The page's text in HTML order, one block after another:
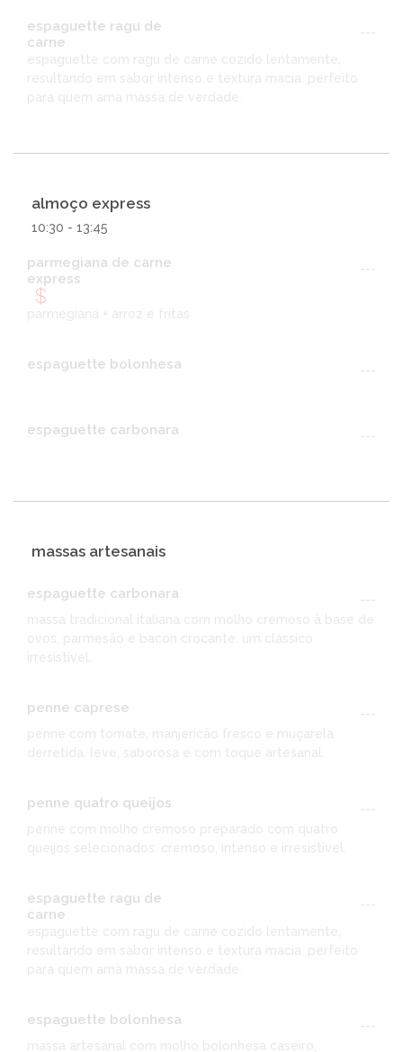
espaguette ragu de
carne
---
espaguette com ragu de carne cozido lentamente,
resultando em sabor intenso e textura macia. perfeito
almoço express
10:30 - 13:45
parmegiana de carne
express
---
espaguette bolonhesa ---
espaguette carbonara ---
massas artesanais
espaguette carbonara
---
massa tradicional italiana com molho cremoso à base de
ovos, parmesão e bacon crocante. um clássico
penne caprese
---
penne com tomate, manjericão fresco e muçarela
derretida. leve, saborosa e com toque artesanal.
penne quatro queijos
---
penne com molho cremoso preparado com quatro
queijos selecionados. cremoso, intenso e irresistível.
espaguette ragu de
carne
---
espaguette com ragu de carne cozido lentamente,
resultando em sabor intenso e textura macia. perfeito
espaguette bolonhesa
---
massa artesanal com molho bolonhesa caseiro,